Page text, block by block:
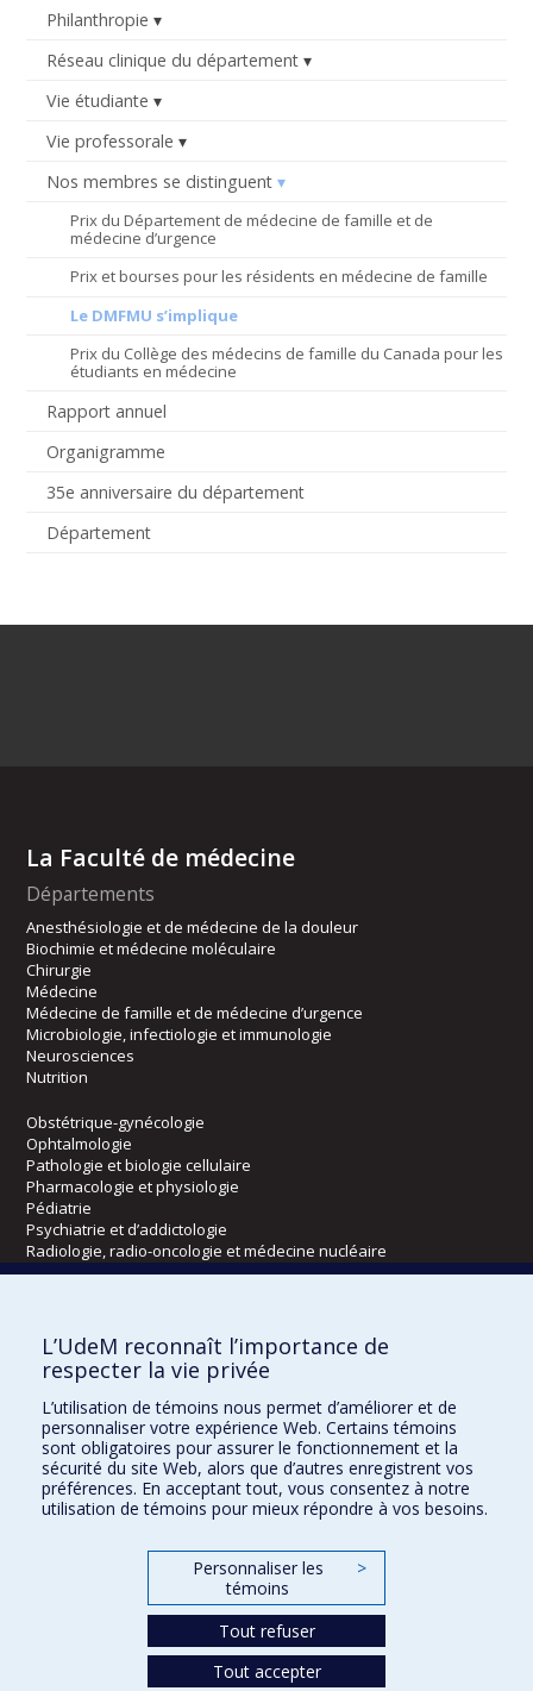
Philanthropie
Réseau clinique du département
Vie étudiante
Vie professorale
Nos membres se distinguent
Prix du Département de médecine de famille et de
médecine d’urgence
Prix et bourses pour les résidents en médecine de famille
Le DMFMU s’implique
Prix du Collège des médecins de famille du Canada pour les
étudiants en médecine
Rapport annuel
Organigramme
35e anniversaire du département
Département
La Faculté de médecine
Départements
Anesthésiologie et de médecine de la douleur
Biochimie et médecine moléculaire
Chirurgie
Médecine
Médecine de famille et de médecine d’urgence
Microbiologie, infectiologie et immunologie
Neurosciences
Nutrition
Obstétrique-gynécologie
Ophtalmologie
Pathologie et biologie cellulaire
Pharmacologie et physiologie
Pédiatrie
Psychiatrie et d’addictologie
Radiologie, radio-oncologie et médecine nucléaire
Kinésiologie et des sciences de l’activité physique
Orthophonie et audiologie
Réadaptation
Directions
DPC
CPASS
L’UdeM reconnaît l’importance de
respecter la vie privée
L’utilisation de témoins nous permet d’améliorer et de
personnaliser votre expérience Web. Certains témoins
sont obligatoires pour assurer le fonctionnement et la
sécurité du site Web, alors que d’autres enregistrent vos
préférences. En acceptant tout, vous consentez à notre
utilisation de témoins pour mieux répondre à vos besoins.
Personnaliser les
témoins
>
Tout refuser
Tout accepter